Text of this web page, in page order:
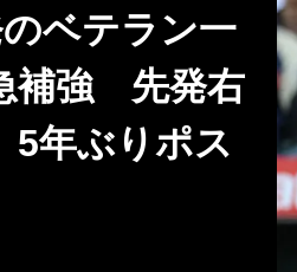
ベテラン一
補強 先発右
5年ぶりポス